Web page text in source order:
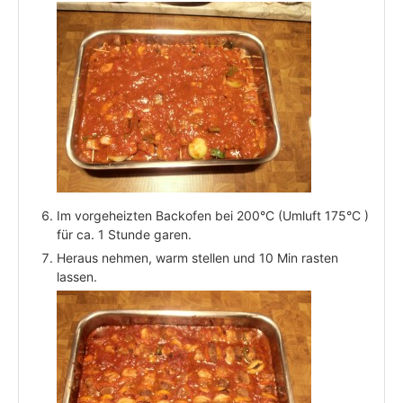
Im vorgeheizten Backofen bei 200°C (Umluft 175°C )
für ca. 1 Stunde garen.
Heraus nehmen, warm stellen und 10 Min rasten
lassen.